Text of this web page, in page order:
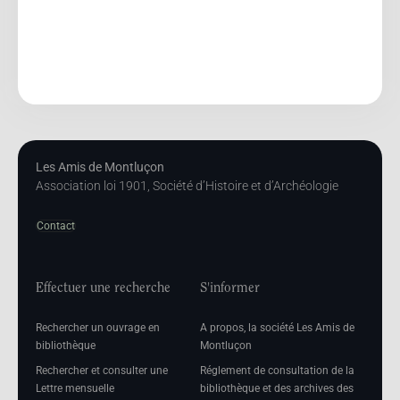
Les Amis de Montluçon
Association loi 1901, Société d’Histoire et d’Archéologie
Contact
Effectuer une recherche
Rechercher un ouvrage en
bibliothèque
Rechercher et consulter une
Lettre mensuelle
S'informer
A propos, la société Les Amis de
Montluçon
Réglement de consultation de la
bibliothèque et des archives des